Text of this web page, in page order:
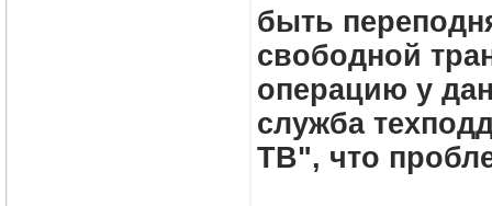
быть
свободной
операцию у
служба
ТВ", что